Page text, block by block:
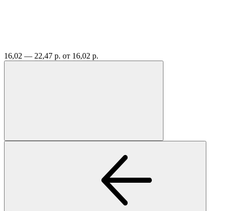
16,02 — 22,47 р. от 16,02 р.